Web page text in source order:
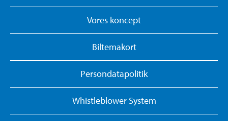
Vores koncept
Biltemakort
Persondatapolitik
Whistleblower System